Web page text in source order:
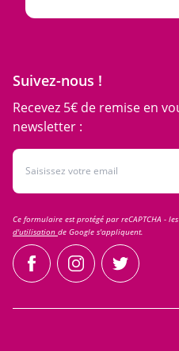
Suivez-nous !
Recevez 5€ de remise en
newsletter :
Adresse email
Ce formulaire est protégé par reCAPTCHA - les
d'utilisation de Google s'appliquent.
facebookinstagramtwitter